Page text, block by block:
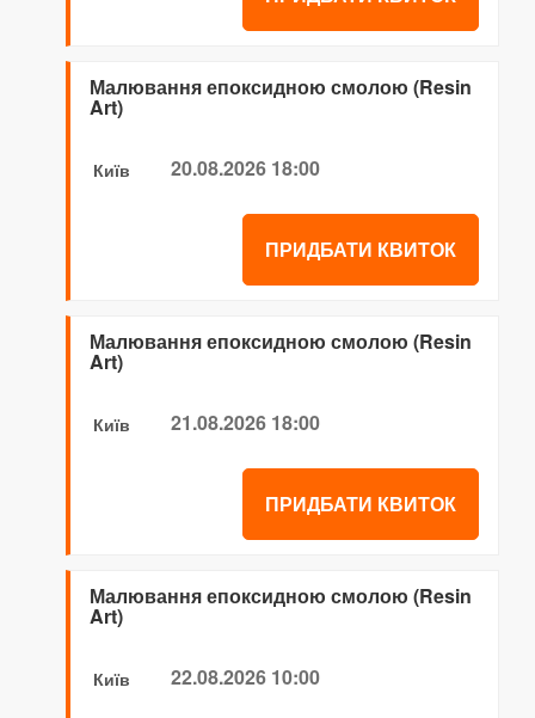
Малювання епоксидною смолою (Resin
Art)
Київ 20.08.2026 18:00
ПРИДБАТИ КВИТОК
Малювання епоксидною смолою (Resin
Art)
Київ 21.08.2026 18:00
ПРИДБАТИ КВИТОК
Малювання епоксидною смолою (Resin
Art)
Київ 22.08.2026 10:00